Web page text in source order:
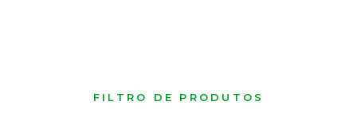
FILTRO DE PRODUTOS